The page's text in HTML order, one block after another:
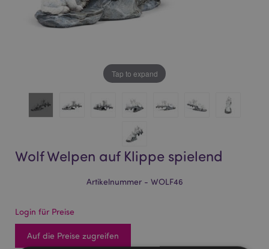
Tap to expand
Wolf Welpen auf Klippe spielend
Artikelnummer - WOLF46
Login für Preise
Auf die Preise zugreifen